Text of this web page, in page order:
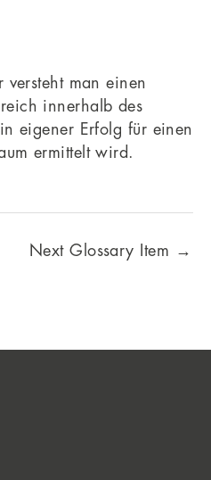
versteht man einen
innerhalb des
eigener Erfolg für einen
ermittelt wird.
Next Glossary Item →